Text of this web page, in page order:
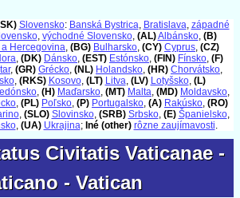
Slovensko: Banská Bystrica, Bratislava, západné
, východné Slovensko, (AL)Albánsko, (B)
a Hercegovina, (BG) Bulharsko, (CY) Cyprus, (CZ)
, (DK) Dánsko, (EST) Estónsko, (FIN) Fínsko, (F)
, (GR) Grécko, (NL) Holandsko, (HR) Chorvátsko,
, (RKS) Kosovo, (LT) Litva, (LV) Lotyšsko, (L)
, (H) Maďarsko, (MT) Malta, (MD) Moldavsko,
, (PL) Poľsko, (P) Portugalsko, (A) Rakúsko, (RO)
, (SLO) Slovinsko, (SRB) Srbsko, (E) Španielsko,
, (UA) Ukrajina; Iné (other) rôzne zaujímavosti.
Civitatis Vaticanae -
- Vatican
Civitatis Vaticanae -
- Vatican